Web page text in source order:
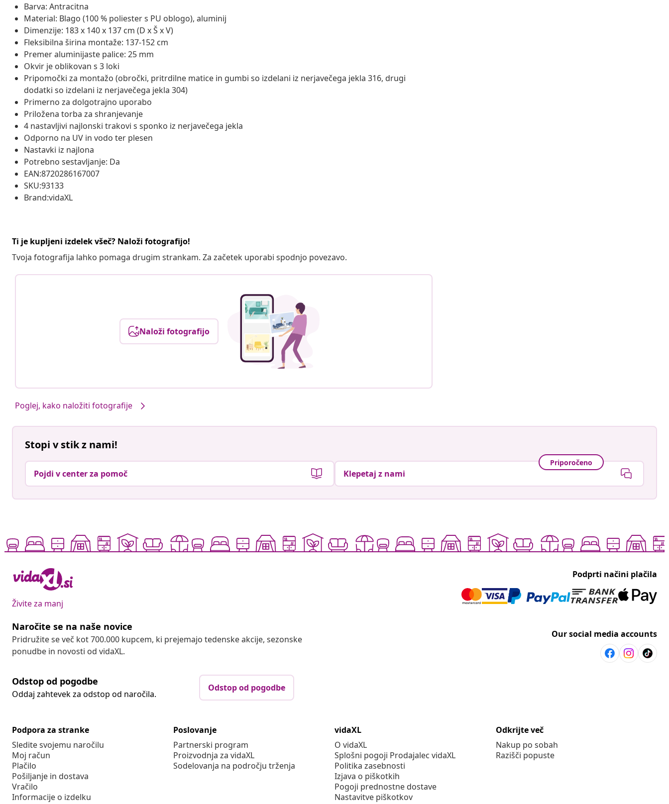
Barva: Antracitna
Material: Blago (100 % poliester s PU oblogo), aluminij
Dimenzije: 183 x 140 x 137 cm (D x Š x V)
Fleksibilna širina montaže: 137-152 cm
Premer aluminijaste palice: 25 mm
Okvir je oblikovan s 3 loki
Pripomočki za montažo (obročki, pritrdilne matice in gumbi so izdelani iz nerjavečega jekla 316, drugi
dodatki so izdelani iz nerjavečega jekla 304)
Primerno za dolgotrajno uporabo
Priložena torba za shranjevanje
4 nastavljivi najlonski trakovi s sponko iz nerjavečega jekla
Odporno na UV in vodo ter plesen
Nastavki iz najlona
Potrebno sestavljanje: Da
EAN:8720286167007
SKU:93133
Brand:vidaXL
Ti je kupljeni izdelek všeč? Naloži fotografijo!
Tvoja fotografija lahko pomaga drugim strankam. Za začetek uporabi spodnjo povezavo.
Naloži fotografijo
Poglej, kako naložiti fotografije
Stopi v stik z nami!
Pojdi v center za pomoč
Priporočeno
Klepetaj z nami
Živite za manj
Podprti načini plačila
Naročite se na naše novice
Pridružite se več kot 700.000 kupcem, ki prejemajo tedenske akcije, sezonske
ponudbe in novosti od vidaXL.
Our social media accounts
Odstop od pogodbe
Oddaj zahtevek za odstop od naročila.
Odstop od pogodbe
Podpora za stranke
Sledite svojemu naročilu
Moj račun
Plačilo
Pošiljanje in dostava
Vračilo
Informacije o izdelku
Poslovanje
Partnerski program
Proizvodnja za vidaXL
Sodelovanja na področju trženja
vidaXL
O vidaXL
Splošni pogoji Prodajalec vidaXL
Politika zasebnosti
Izjava o piškotkih
Pogoji prednostne dostave
Nastavitve piškotkov
Odkrijte več
Nakup po sobah
Razišči popuste